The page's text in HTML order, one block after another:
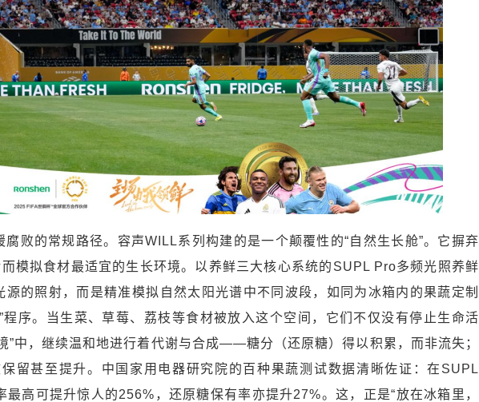
败的常规路径。容声WILL系列构建的是一个颠覆性的“自然生长舱”。它摒弃
而模拟食材最适宜的生长环境。以养鲜三大核心系统的SUPL Pro多频光照养鲜
源的照射，而是精准模拟自然太阳光谱中不同波段，如同为冰箱内的果蔬定制
程序。当生菜、草莓、荔枝等食材被放入这个空间，它们不仅没有停止生命活
”中，继续温和地进行着代谢与合成——糖分（还原糖）得以积累，而非流失；
留甚至提升。中国家用电器研究院的百种果蔬测试数据清晰佐证：在SUPL
高可提升惊人的256%，还原糖保有率亦提升27%。这，正是“放在冰箱里，